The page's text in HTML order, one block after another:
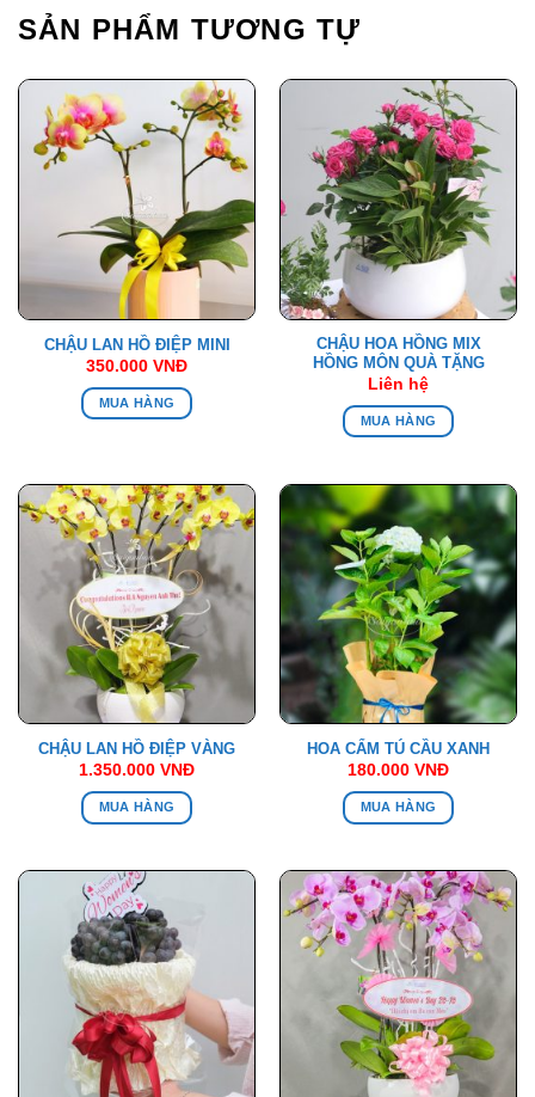
SẢN PHẨM TƯƠNG TỰ
CHẬU LAN HỒ ĐIỆP MINI
350.000 VNĐ
MUA HÀNG
CHẬU HOA HỒNG MIX
HỒNG MÔN QUÀ TẶNG
Liên hệ
MUA HÀNG
CHẬU LAN HỒ ĐIỆP VÀNG
1.350.000 VNĐ
MUA HÀNG
HOA CẨM TÚ CẦU XANH
180.000 VNĐ
MUA HÀNG